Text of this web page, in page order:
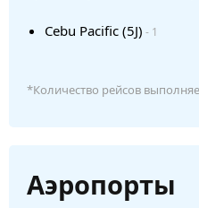
Cebu Pacific (5J) - 1
*Количество рейсов
Аэропорты